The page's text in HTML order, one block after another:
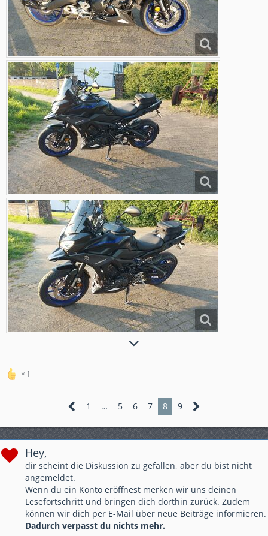
Einer von uns beiden ist klüger als du
1
1 … 5 6 7 8 9
Hey,
dir scheint die Diskussion zu gefallen, aber du bist nicht
angemeldet.
Wenn du ein Konto eröffnest merken wir uns deinen
Lesefortschritt und bringen dich dorthin zurück. Zudem
können wir dich per E-Mail über neue Beiträge informieren.
Dadurch verpasst du nichts mehr.